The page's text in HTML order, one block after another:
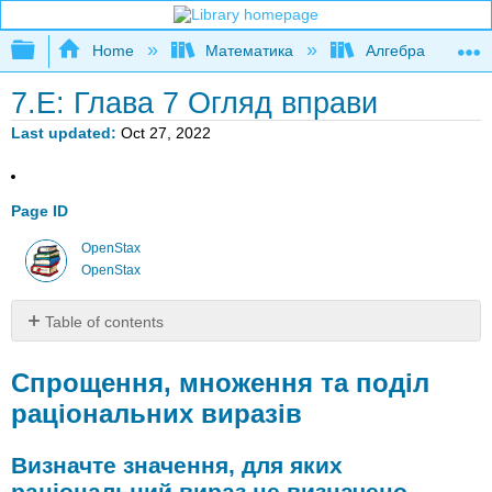
Expand/collapse global hierarchy
Home Математика Алгебра
7.E: Глава 7 Огляд вправи
Last updated Oct 27, 2022
Page ID
OpenStax
OpenStax
Table of contents
множення
та
поділ
виразів
Спрощення, множення та поділ
раціональних виразів
Визначте значення, для яких